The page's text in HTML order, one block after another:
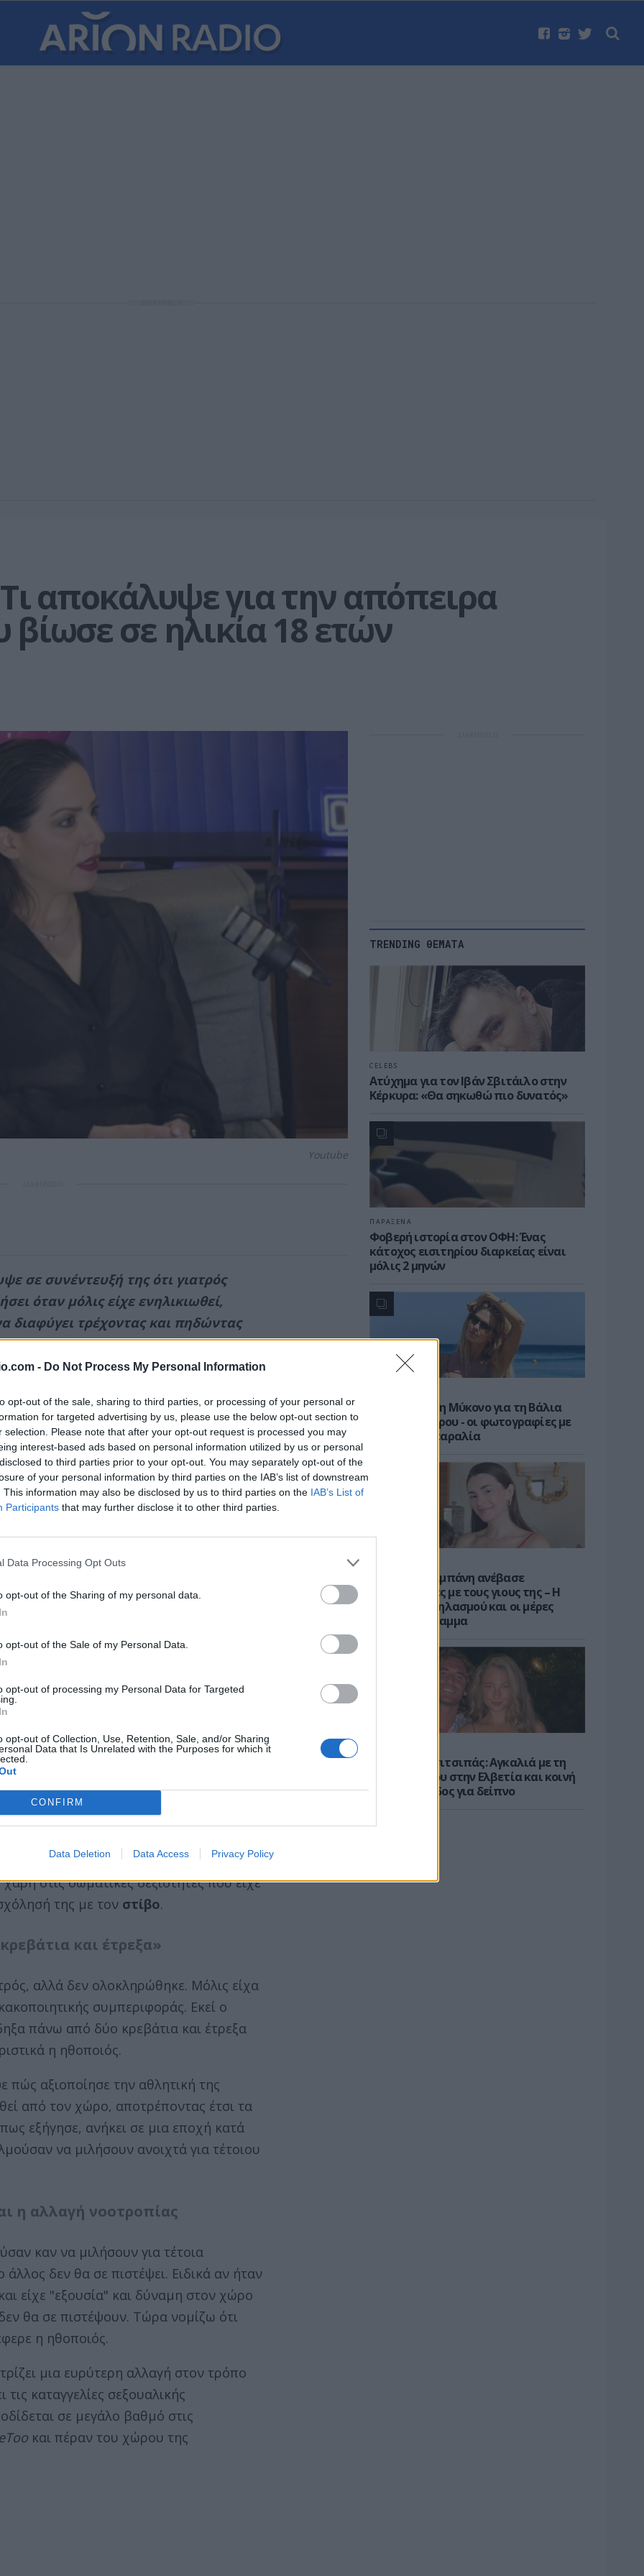
- Do Not Process My Personal Information
opt-out of the sale, sharing to third parties, or processing of your personal or
for targeted advertising by us, please use the below opt-out section to
selection. Please note that after your opt-out request is processed you may
interest-based ads based on personal information utilized by us or personal
to third parties prior to your opt-out. You may separately opt-out of the
of your personal information by third parties on the IAB’s list of downstream
This information may also be disclosed by us to third parties on the IAB’s List of
Participants that may further disclose it to other third parties.
Data Processing Opt Outs
opt-out of the Sharing of my personal data.
opt-out of the Sale of my Personal Data.
opt-out of processing my Personal Data for Targeted
opt-out of Collection, Use, Retention, Sale, and/or Sharing
Data that Is Unrelated with the Purposes for which it
CONFIRM
Data Deletion Data Access Privacy Policy
αποκάλυψε για την απόπειρα
σε ηλικία 18 ετών
Youtube
σε συνέντευξή της ότι γιατρός
όταν μόλις είχε ενηλικιωθεί,
διαφύγει τρέχοντας και πηδώντας
ΔΙΑΦΗΜΙΣΗ
αποκάλυψε δημόσια η ηθοποιός
απόπειρα κακοποίησης από γιατρό που
Η ηθοποιός παραχώρησε συνέντευξη
που έχει φέρει το κίνημα
για το περιστατικό, τονίζοντας ότι η
στις σωματικές δεξιότητες που είχε
της με τον στίβο.
και έτρεξα»
αλλά δεν ολοκληρώθηκε. Μόλις είχα
συμπεριφοράς. Εκεί ο
πάνω από δύο κρεβάτια και έτρεξα
η ηθοποιός.
πώς αξιοποίησε την αθλητική της
από τον χώρο, αποτρέποντας έτσι τα
εξήγησε, ανήκει σε μια εποχή κατά
να μιλήσουν ανοιχτά για τέτοιου
η αλλαγή νοοτροπίας
καν να μιλήσουν για τέτοια
δεν θα σε πιστέψει. Ειδικά αν ήταν
είχε "εξουσία" και δύναμη στον χώρο
θα σε πιστέψουν. Τώρα νομίζω ότι
η ηθοποιός.
μια ευρύτερη αλλαγή στον τρόπο
καταγγελίες σεξουαλικής
σε μεγάλο βαθμό στις
και πέραν του χώρου της
TRENDING ΘΕΜΑΤΑ
CELEBS
Ατύχημα για τον Ιβάν Σβιτάιλο στην
Κέρκυρα: «Θα σηκωθώ πιο δυνατός»
ΠΑΡΑΞΕΝΑ
Φοβερή ιστορία στον ΟΦΗ: Ένας
κάτοχος εισιτηρίου διαρκείας είναι
μόλις 2 μηνών
Διακοπές στη Μύκονο για τη Βάλια
Χατζηθεοδώρου - οι φωτογραφίες με
μαγιό στην παραλία
H Ιωάννα Σιαμπάνη ανέβασε
φωτογραφίες με τους γιους της – Η
στιγμή του θηλασμού και οι μέρες
χωρίς πρόγραμμα
Στέφανος Τσιτσιπάς: Αγκαλιά με τη
σύντροφό του στην Ελβετία και κοινή
βραδινή έξοδος για δείπνο